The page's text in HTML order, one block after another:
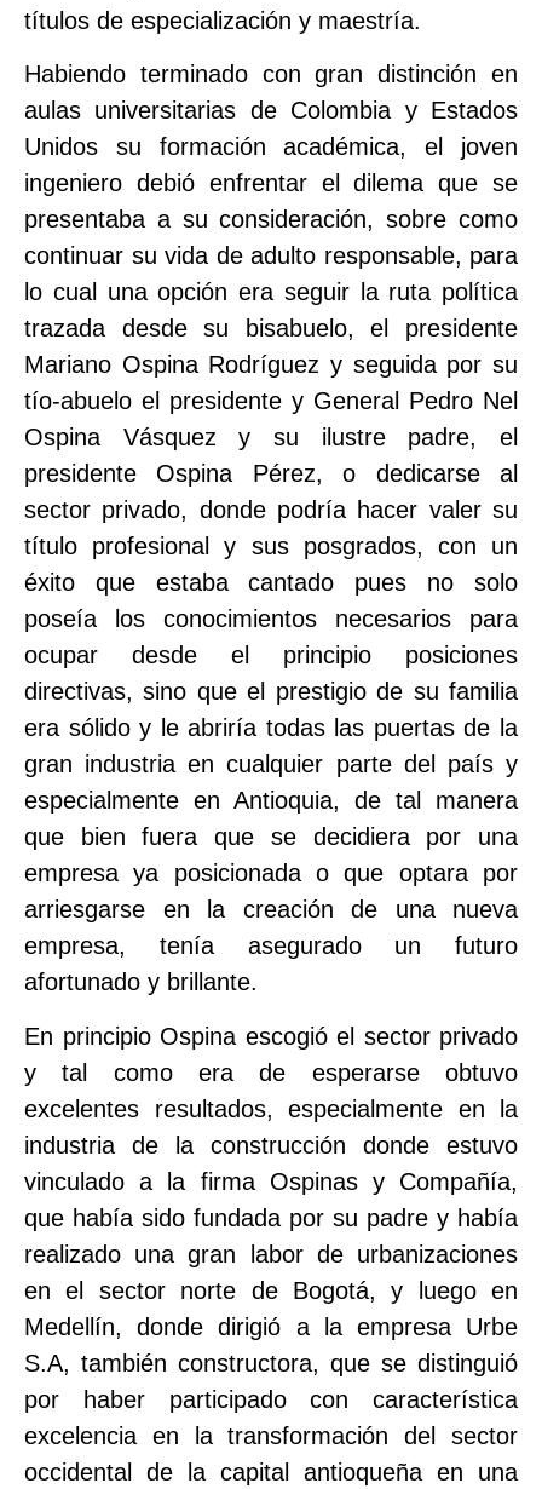
títulos de especialización y maestría.
Habiendo terminado con gran distinción en
aulas universitarias de Colombia y Estados
Unidos su formación académica, el joven
ingeniero debió enfrentar el dilema que se
presentaba a su consideración, sobre como
continuar su vida de adulto responsable, para
lo cual una opción era seguir la ruta política
trazada desde su bisabuelo, el presidente
Mariano Ospina Rodríguez y seguida por su
tío-abuelo el presidente y General Pedro Nel
Ospina Vásquez y su ilustre padre, el
presidente Ospina Pérez, o dedicarse al
sector privado, donde podría hacer valer su
título profesional y sus posgrados, con un
éxito que estaba cantado pues no solo
poseía los conocimientos necesarios para
ocupar desde el principio posiciones
directivas, sino que el prestigio de su familia
era sólido y le abriría todas las puertas de la
gran industria en cualquier parte del país y
especialmente en Antioquia, de tal manera
que bien fuera que se decidiera por una
empresa ya posicionada o que optara por
arriesgarse en la creación de una nueva
empresa, tenía asegurado un futuro
afortunado y brillante.
En principio Ospina escogió el sector privado
y tal como era de esperarse obtuvo
excelentes resultados, especialmente en la
industria de la construcción donde estuvo
vinculado a la firma Ospinas y Compañía,
que había sido fundada por su padre y había
realizado una gran labor de urbanizaciones
en el sector norte de Bogotá, y luego en
Medellín, donde dirigió a la empresa Urbe
S.A, también constructora, que se distinguió
por haber participado con característica
excelencia en la transformación del sector
occidental de la capital antioqueña en una